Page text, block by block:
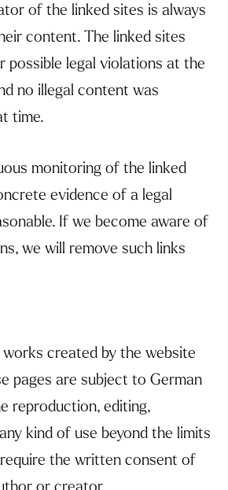
of the linked sites is always
content. The linked sites
possible legal violations at the
no illegal content was
time.
monitoring of the linked
evidence of a legal
If we become aware of
we will remove such links
created by the website
pages are subject to German
reproduction, editing,
kind of use beyond the limits
the written consent of